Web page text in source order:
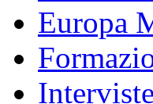
Europa
Interviste